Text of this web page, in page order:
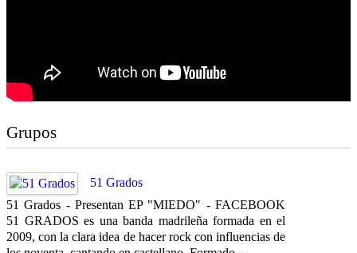
Grupos
51 Grados
51 Grados - Presentan EP "MIEDO" - FACEBOOK
51 GRADOS es una banda madrileña formada en el
2009, con la clara idea de hacer rock con influencias de